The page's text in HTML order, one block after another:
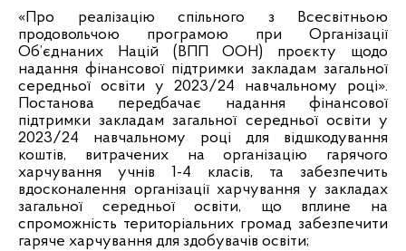
«Про реалізацію спільного з Всесвітньою
продовольчою програмою при Організації
Об’єднаних Націй (ВПП ООН) проєкту щодо
надання фінансової підтримки закладам загальної
середньої освіти у 2023/24 навчальному році».
Постанова передбачає надання фінансової
підтримки закладам загальної середньої освіти у
2023/24 навчальному році для відшкодування
коштів, витрачених на організацію гарячого
харчування учнів 1-4 класів, та забезпечить
вдосконалення організації харчування у закладах
загальної середньої освіти, що вплине на
спроможність територіальних громад забезпечити
гаряче харчування для здобувачів освіти;